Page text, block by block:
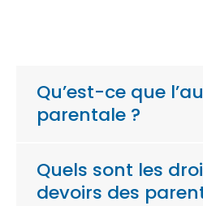
Qu’est-ce que
parentale ?
Quels sont les
devoirs des